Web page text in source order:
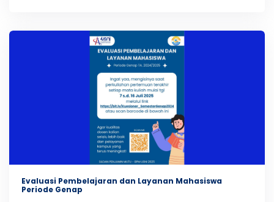
Evaluasi Pembelajaran dan Layanan Mahasiswa
Periode Genap